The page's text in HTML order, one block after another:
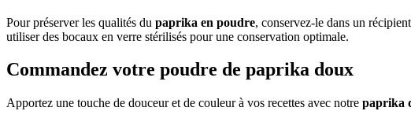
Pour préserver les qualités du paprika en poudre, conservez-le dans un
utiliser des bocaux en verre stérilisés pour une conservation optimale.
Commandez votre poudre de paprika doux
Apportez une touche de douceur et de couleur à vos recettes avec notre paprika